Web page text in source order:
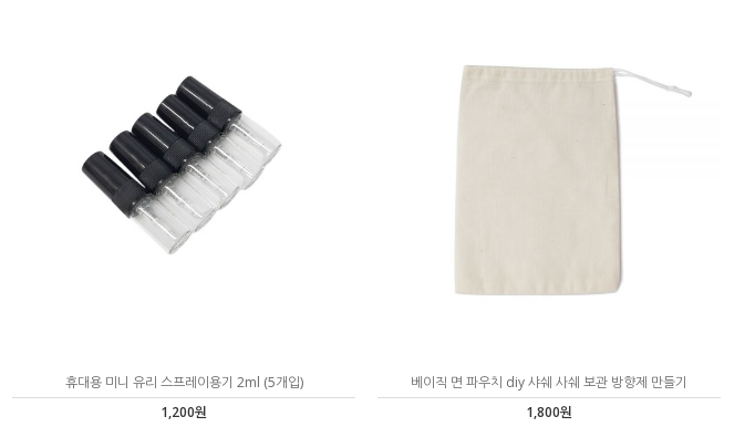
휴대용 미니 유리 스프레이용기 2ml (5개입)
1,200원
베이직 면 파우치 diy 샤쉐 사쉐 보관 방향제 만들기
1,800원